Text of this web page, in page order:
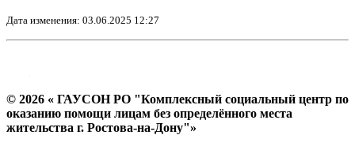
Дата изменения: 03.06.2025 12:27
© 2026 « ГАУСОН РО "Комплексный социальный центр по
оказанию помощи лицам без определённого места
жительства г. Ростова-на-Дону"»